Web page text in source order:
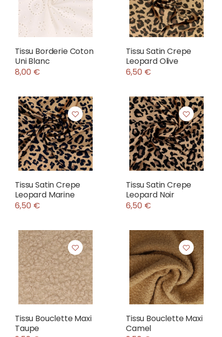
Tissu Borderie Coton
Uni Blanc
8,00 €
Tissu Satin Crepe
Leopard Olive
6,50 €
Tissu Satin Crepe
Leopard Marine
6,50 €
Tissu Satin Crepe
Leopard Noir
6,50 €
Tissu Bouclette Maxi
Taupe
Tissu Bouclette Maxi
Camel